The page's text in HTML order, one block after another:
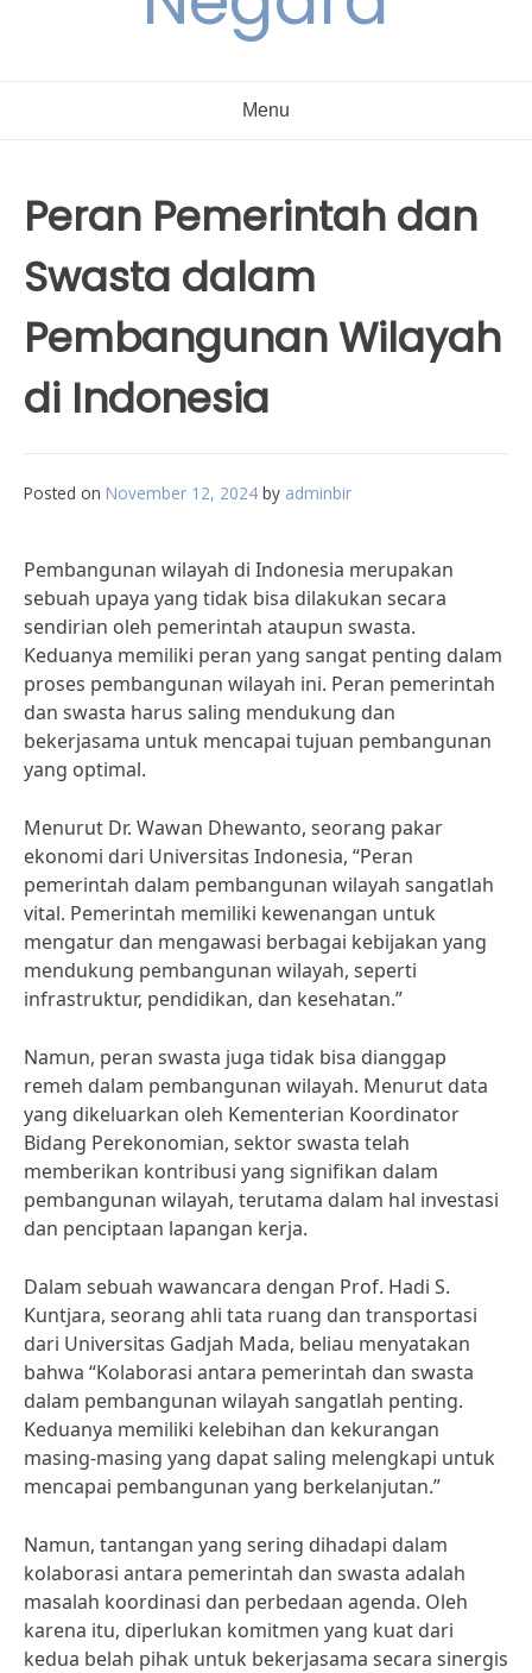
Menu
Peran Pemerintah dan
Swasta dalam
Pembangunan Wilayah
di Indonesia
Posted on November 12, 2024 by adminbir
Pembangunan wilayah di Indonesia merupakan
sebuah upaya yang tidak bisa dilakukan secara
sendirian oleh pemerintah ataupun swasta.
Keduanya memiliki peran yang sangat penting dalam
proses pembangunan wilayah ini. Peran pemerintah
dan swasta harus saling mendukung dan
bekerjasama untuk mencapai tujuan pembangunan
yang optimal.
Menurut Dr. Wawan Dhewanto, seorang pakar
ekonomi dari Universitas Indonesia, “Peran
pemerintah dalam pembangunan wilayah sangatlah
vital. Pemerintah memiliki kewenangan untuk
mengatur dan mengawasi berbagai kebijakan yang
mendukung pembangunan wilayah, seperti
infrastruktur, pendidikan, dan kesehatan.”
Namun, peran swasta juga tidak bisa dianggap
remeh dalam pembangunan wilayah. Menurut data
yang dikeluarkan oleh Kementerian Koordinator
Bidang Perekonomian, sektor swasta telah
memberikan kontribusi yang signifikan dalam
pembangunan wilayah, terutama dalam hal investasi
dan penciptaan lapangan kerja.
Dalam sebuah wawancara dengan Prof. Hadi S.
Kuntjara, seorang ahli tata ruang dan transportasi
dari Universitas Gadjah Mada, beliau menyatakan
bahwa “Kolaborasi antara pemerintah dan swasta
dalam pembangunan wilayah sangatlah penting.
Keduanya memiliki kelebihan dan kekurangan
masing-masing yang dapat saling melengkapi untuk
mencapai pembangunan yang berkelanjutan.”
Namun, tantangan yang sering dihadapi dalam
kolaborasi antara pemerintah dan swasta adalah
masalah koordinasi dan perbedaan agenda. Oleh
karena itu, diperlukan komitmen yang kuat dari
kedua belah pihak untuk bekerjasama secara sinergis